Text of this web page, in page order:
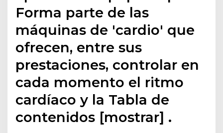
Forma parte de las
máquinas de 'cardio' que
ofrecen, entre sus
prestaciones, controlar en
cada momento el ritmo
cardíaco y la Tabla de
contenidos [mostrar] .